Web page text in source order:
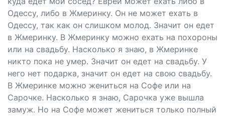
Одессу, либо в Жмеринку. Он не может ехать в
Одессу, так как он слишком молод. Значит он едет
в Жмеринку. В Жмеринку можно ехать на похороны
или на свадьбу. Насколько я знаю, в Жмеринке
никто пока не умер. Значит он едет на свадьбу. У
него нет подарка, значит он едет на свою свадьбу.
В Жмеринке можно жениться на Софе или на
Сарочке. Насколько я знаю, Сарочка уже вышла
замуж. Но на Софе может жениться только полный